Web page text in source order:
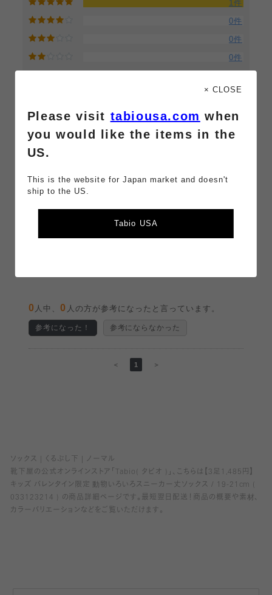
1件
0件
0件
0件
並び替
新しい順 評価の高い順 参考になった順
ード
この商品レビューを削除する
0 人中、0 人の方が参考になったと言っています。
参考になった！ 参考にならなかった
＜ 1 ＞
ソックス くるぶし下
ノーマル
靴下屋の公式オンラインストア「Tabio( タビオ )」、こちらは【3足1,485円】
キッズ バレンタイン限定 動物いろいろスニーカー丈ソックス / 19-21cm (
033123214 ) の商品詳細ページです。最短翌日配送！商品の概要や素材、
カラーバリエーションなどをご覧いただけます。
× CLOSE
Please visit tabiousa.com when
you would like the items in the
US.
This is the website for Japan market and doesn't
ship to the US.
Tabio USA